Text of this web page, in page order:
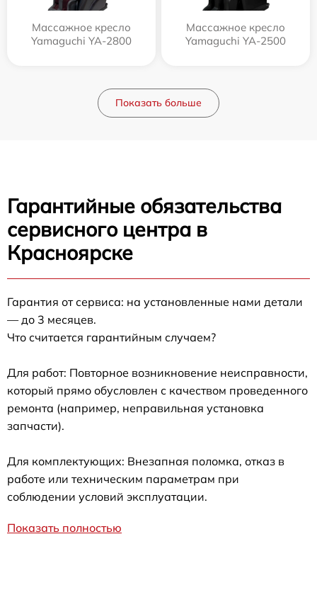
Массажное кресло
Yamaguchi YA-2800
Массажное кресло
Yamaguchi YA-2500
Показать больше
Гарантийные обязательства
сервисного центра в
Красноярске
Гарантия от сервиса: на установленные нами детали
— до 3 месяцев.
Что считается гарантийным случаем?
Для работ: Повторное возникновение неисправности,
который прямо обусловлен с качеством проведенного
ремонта (например, неправильная установка
запчасти).
Для комплектующих: Внезапная поломка, отказ в
работе или техническим параметрам при
соблюдении условий эксплуатации.
Показать полностью